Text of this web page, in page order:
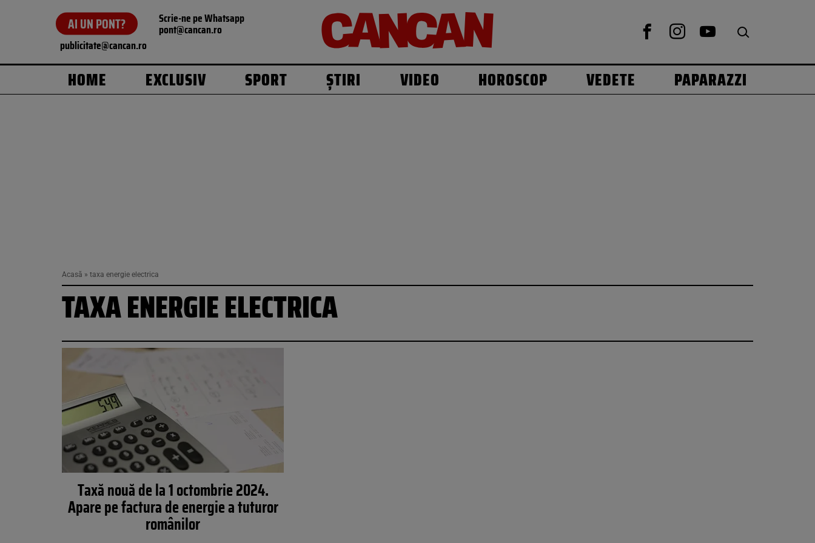
AI UN PONT? Scrie-ne pe Whatsapp
pont@cancan.ro
publicitate@cancan.ro
HOME EXCLUSIV SPORT ȘTIRI VIDEO HOROSCOP VEDETE PAPARAZZI
Acasă » taxa energie electrica
TAXA ENERGIE ELECTRICA
Taxă nouă de la 1 octombrie 2024.
Apare pe factura de energie a tuturor
românilor